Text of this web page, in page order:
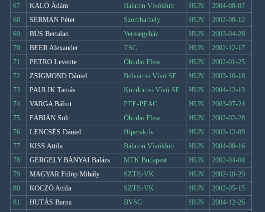
67
KALÓ Ádám Balaton Vívóklub HUN
2004-08-07
68
SERMAN Péter Szombathely HUN
2002-08-12
69
BÚS Bertalan Veresegyház HUN
2003-04-28
70
BEER Alexander TSC HUN
2002-12-17
71
PETRO Levente Óbudai Fless HUN
2002-01-25
72
ZSIGMOND Dániel Belvárosi Vívó SE HUN
2003-10-18
73
PAULIK Tamás Kondorosi Vívó SE HUN
2004-12-13
74
VARGA Bálint PTE-PEAC HUN
2003-07-24
75
FÁBIÁN Solt Óbudai Fless HUN
2002-02-28
76
LENCSÉS Dániel Hiperaktív HUN
2003-12-09
77
KISS Attila Balaton Vívóklub HUN
2004-08-16
78
GERGELY BÁNYAI Balázs MTK Budapest HUN
2002-04-04
79
MAGYAR Fülöp Mihály SZTE-VK HUN
2002-10-29
80
KOCZÓ Attila SZTE-VK HUN
2002-05-15
81
HUTÁS Barna BVSC HUN
2004-12-26